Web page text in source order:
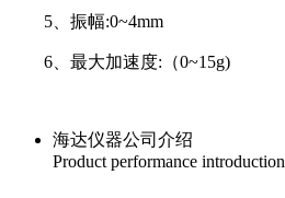
5、振幅:0~4mm
6、最大加速度:（0~15g)
海达仪器公司介绍
Product performance introduction